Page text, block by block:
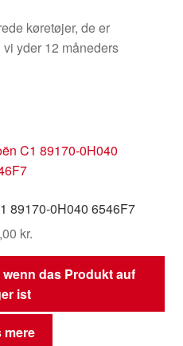
køretøjer, de er
yder 12 måneders
89170-0H040 6546F7
kr.
das Produkt auf
ist